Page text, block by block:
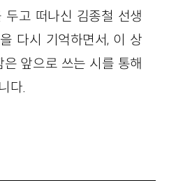
두고 떠나신 김종철 선생
다시 기억하면서, 이 상
앞으로 쓰는 시를 통해
다.